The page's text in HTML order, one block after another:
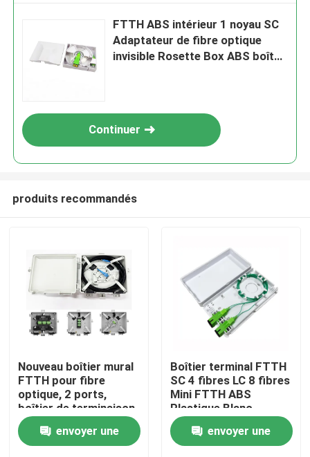
Maison
Produits
FTTH ABS intérieur 1 noyau SC
Adaptateur de fibre optique
invisible Rosette Box ABS boîte
Continuer
produits recommandés
Nouveau boîtier mural
FTTH pour fibre
optique, 2 ports,
boîtier de terminaison
de fibre pour câble
intérieurenvoyer une
Boîtier terminal FTTH
SC 4 fibres LC 8 fibres
Mini FTTH ABS
Plastique Blanc
Distribution Murale
Prise Faceplate
envoyer une